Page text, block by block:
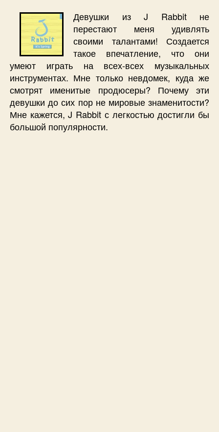
Девушки из J Rabbit не
перестают меня удивлять
своими талантами! Создается
такое впечатление, что они
умеют играть на всех-всех музыкальных
инструментах. Мне только невдомек, куда же
смотрят именитые продюсеры? Почему эти
девушки до сих пор не мировые знаменитости?
Мне кажется, J Rabbit с легкостью достигли бы
большой популярности.